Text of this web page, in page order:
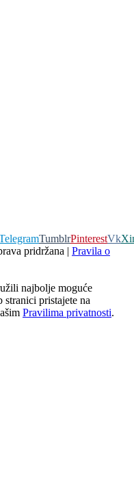
TumblrPinterestVk
pridržana | Pravila o
najbolje moguće
stranici pristajete na
Pravilima privatnosti.